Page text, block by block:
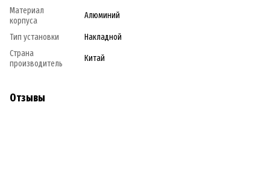
Материал
корпуса
Алюминий
Тип установки
Накладной
Страна
производитель
Китай
Отзывы